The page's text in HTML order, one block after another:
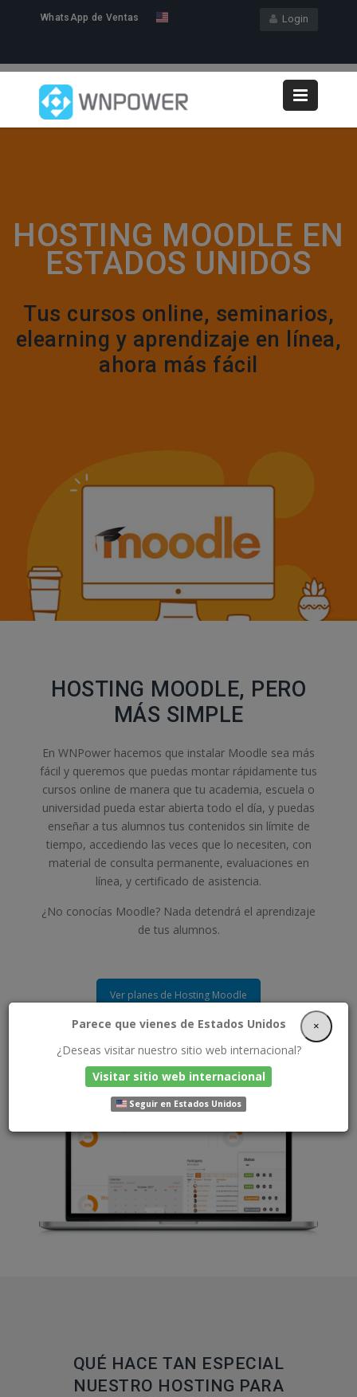
Login
WhatsApp de Ventas
HOSTING MOODLE EN
ESTADOS UNIDOS
Tus cursos online, seminarios,
elearning y aprendizaje en línea,
ahora más fácil
HOSTING MOODLE, PERO
MÁS SIMPLE
En WNPower hacemos que instalar Moodle sea más
fácil y queremos que puedas montar rápidamente tus
cursos online de manera que tu academia, escuela o
universidad pueda estar abierta todo el día, y puedas
enseñar a tus alumnos tus contenidos sin límite de
tiempo, accediendo las veces que lo necesiten, con
material de consulta permanente, evaluaciones en
línea, y certificado de asistencia.
¿No conocías Moodle? Nada detendrá el aprendizaje
de tus alumnos.
Ver planes de Hosting Moodle
QUÉ HACE TAN ESPECIAL
NUESTRO HOSTING PARA
Parece que vienes de Estados Unidos
¿Deseas visitar nuestro sitio web internacional?
Visitar sitio web internacional
Seguir en Estados Unidos
×